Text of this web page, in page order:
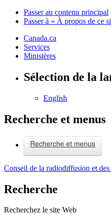
Passer au contenu principal
Passer à « À propos de ce
Canada.ca
Services
Ministères
Sélection de la
English
Recherche et menus
Recherche et menus
Conseil de la radiodiffusion et
Recherche
Recherchez le site Web